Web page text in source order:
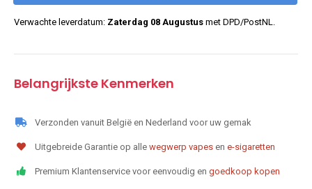
Verwachte leverdatum: Zaterdag 08 Augustus met DPD/PostNL.
Belangrijkste Kenmerken
Verzonden vanuit België en Nederland voor uw gemak
Uitgebreide Garantie op alle wegwerp vapes en e-sigaretten
Premium Klantenservice voor eenvoudig en goedkoop kopen